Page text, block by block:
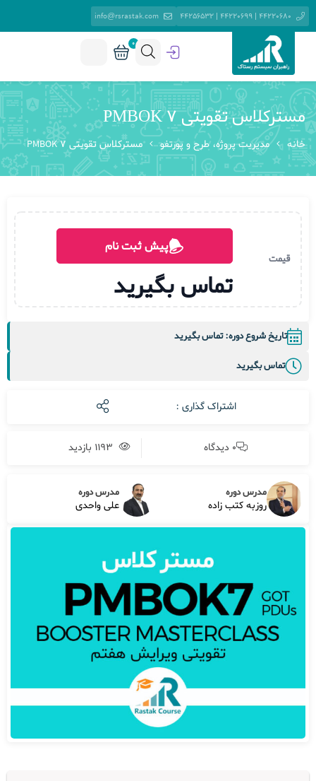
44220680 | 44220699 | 44256532
info@rsrastak.com
0
مسترکلاس تقویتی PMBOK 7
خانه مدیریت پروژه، طرح و پورتفو مسترکلاس تقویتی PMBOK 7
قیمت
پیش ثبت نام
تماس بگیرید
تاریخ شروع دوره: تماس بگیرید
تماس بگیرید
اشتراک گذاری :
0 دیدگاه 1193 بازدید
مدرس دوره
روزبه کتب زاده
مدرس دوره
علی واحدی